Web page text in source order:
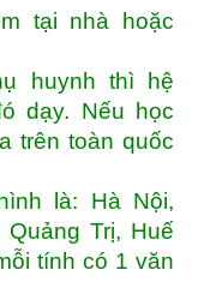
tại nhà hoặc
huynh thì hệ
dạy. Nếu học
trên toàn quốc
là: Hà Nội,
Trị, Huế
tính có 1 văn